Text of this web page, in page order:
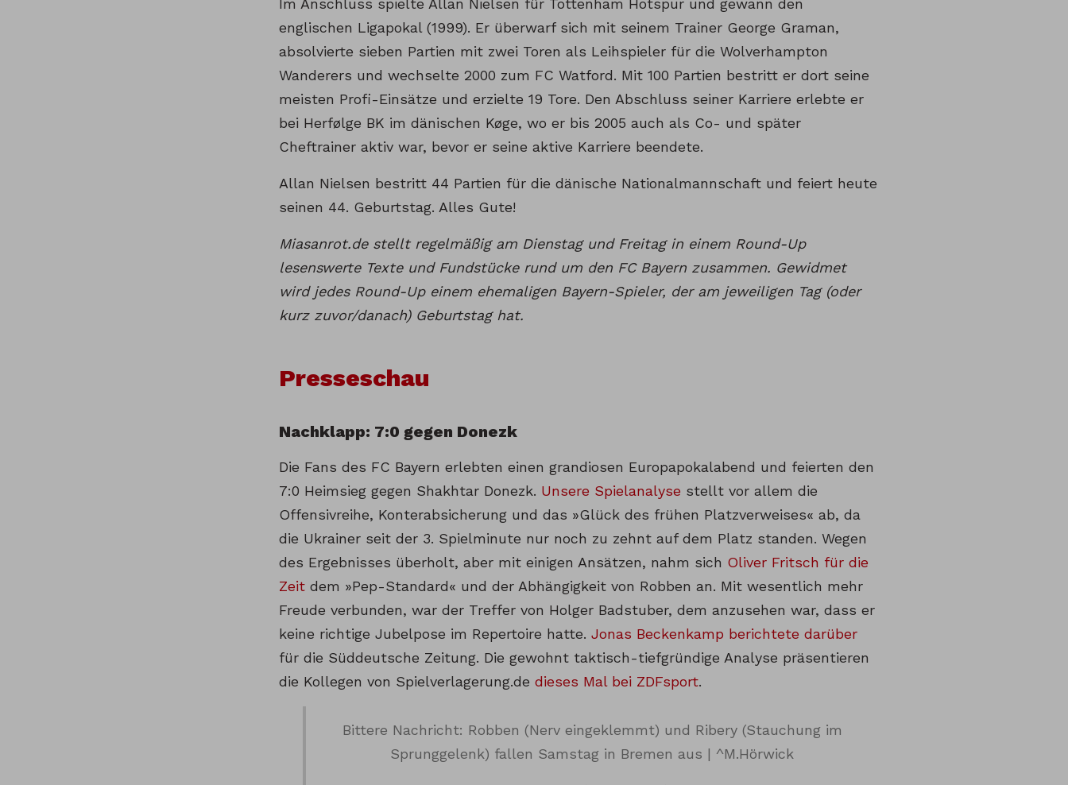
Im Anschluss spielte Allan Nielsen für Tottenham Hotspur und gewann den
englischen Ligapokal (1999). Er überwarf sich mit seinem Trainer George Graman,
absolvierte sieben Partien mit zwei Toren als Leihspieler für die Wolverhampton
Wanderers und wechselte 2000 zum FC Watford. Mit 100 Partien bestritt er dort seine
meisten Profi-Einsätze und erzielte 19 Tore. Den Abschluss seiner Karriere erlebte er
bei Herfølge BK im dänischen Køge, wo er bis 2005 auch als Co- und später
Cheftrainer aktiv war, bevor er seine aktive Karriere beendete.
Allan Nielsen bestritt 44 Partien für die dänische Nationalmannschaft und feiert heute
seinen 44. Geburtstag. Alles Gute!
Miasanrot.de stellt regelmäßig am Dienstag und Freitag in einem Round-Up
lesenswerte Texte und Fundstücke rund um den FC Bayern zusammen. Gewidmet
wird jedes Round-Up einem ehemaligen Bayern-Spieler, der am jeweiligen Tag (oder
kurz zuvor/danach) Geburtstag hat.
Presseschau
Nachklapp: 7:0 gegen Donezk
Die Fans des FC Bayern erlebten einen grandiosen Europapokalabend und feierten den
7:0 Heimsieg gegen Shakhtar Donezk. Unsere Spielanalyse stellt vor allem die
Offensivreihe, Konterabsicherung und das »Glück des frühen Platzverweises« ab, da
die Ukrainer seit der 3. Spielminute nur noch zu zehnt auf dem Platz standen. Wegen
des Ergebnisses überholt, aber mit einigen Ansätzen, nahm sich Oliver Fritsch für die
Zeit dem »Pep-Standard« und der Abhängigkeit von Robben an. Mit wesentlich mehr
Freude verbunden, war der Treffer von Holger Badstuber, dem anzusehen war, dass er
keine richtige Jubelpose im Repertoire hatte. Jonas Beckenkamp berichtete darüber
für die Süddeutsche Zeitung. Die gewohnt taktisch-tiefgründige Analyse präsentieren
die Kollegen von Spielverlagerung.de dieses Mal bei ZDFsport.
Bittere Nachricht: Robben (Nerv eingeklemmt) und Ribery (Stauchung im
Sprunggelenk) fallen Samstag in Bremen aus | ^M.Hörwick